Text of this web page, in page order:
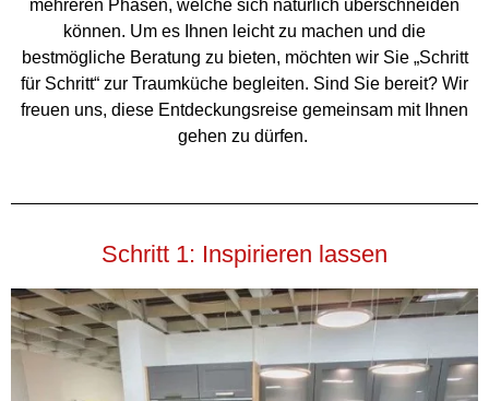
mehreren Phasen, welche sich natürlich überschneiden
können. Um es Ihnen leicht zu machen und die
bestmögliche Beratung zu bieten, möchten wir Sie „Schritt
für Schritt“ zur Traumküche begleiten. Sind Sie bereit? Wir
freuen uns, diese Entdeckungsreise gemeinsam mit Ihnen
gehen zu dürfen.
Schritt 1: Inspirieren lassen